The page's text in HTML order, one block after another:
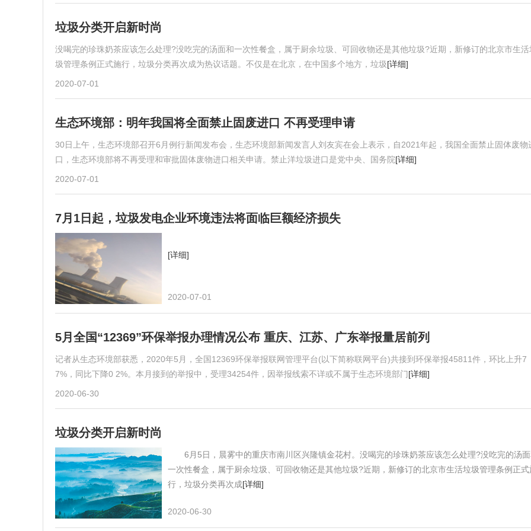
垃圾分类开启新时尚
没喝完的珍珠奶茶应该怎么处理?没吃完的汤面和一次性餐盒，属于厨余垃圾、可回收物还是其他垃圾?近期，新修订的北京市生活
圾管理条例正式施行，垃圾分类再次成为热议话题。不仅是在北京，在中国多个地方，垃圾[详细]
2020-07-01
生态环境部：明年我国将全面禁止固废进口 不再受理申请
30日上午，生态环境部召开6月例行新闻发布会，生态环境部新闻发言人刘友宾在会上表示，自2021年起，我国全面禁止固体废物
口，生态环境部将不再受理和审批固体废物进口相关申请。禁止洋垃圾进口是党中央、国务院[详细]
2020-07-01
7月1日起，垃圾发电企业环境违法将面临巨额经济损失
[详细]
2020-07-01
5月全国“12369”环保举报办理情况公布 重庆、江苏、广东举报量居前列
记者从生态环境部获悉，2020年5月，全国12369环保举报联网管理平台(以下简称联网平台)共接到环保举报45811件，环比上升7
7%，同比下降0 2%。本月接到的举报中，受理34254件，因举报线索不详或不属于生态环境部门[详细]
2020-06-30
垃圾分类开启新时尚
6月5日，晨雾中的重庆市南川区兴隆镇金花村。没喝完的珍珠奶茶应该怎么处理?没吃完的汤
一次性餐盒，属于厨余垃圾、可回收物还是其他垃圾?近期，新修订的北京市生活垃圾管理条例正式
行，垃圾分类再次成[详细]
2020-06-30